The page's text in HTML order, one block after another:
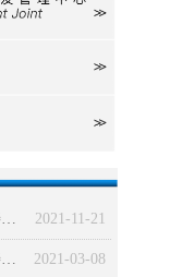
2021-11-21
疫情面前，没有人能够独善其身（三）社会篇：被政治、经济、道德三驾马车“绑架”的新冠病毒
2021-03-08
疫情面前，没有人能够独善其身（二）环境篇